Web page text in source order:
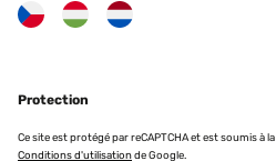
Amazon-Benutzer
Protection
Ce site est protégé par reCAPTCHA et est soumis à la
Conditions d'utilisationde Google.